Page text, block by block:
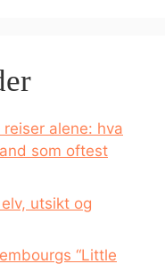
alene: hva
som oftest
utsikt og
“Little